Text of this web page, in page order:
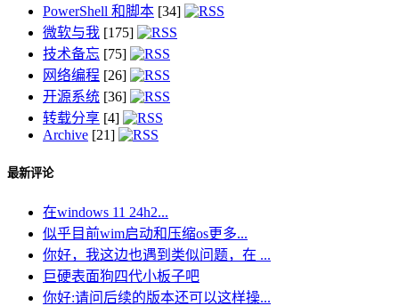
PowerShell 和脚本 [34]
微软与我 [175]
技术备忘 [75]
网络编程 [26]
开源系统 [36]
转载分享 [4]
Archive [21]
最新评论
在windows 11 24h2...
似乎目前wim启动和压缩os更多...
你好，我这边也遇到类似问题，在 ...
巨硬表面狗四代小板子吧
你好:请问后续的版本还可以这样操...